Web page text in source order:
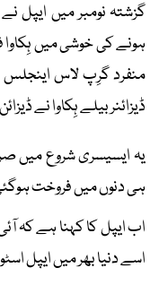
ہونے کی خوشی میں ہِکاوا
منفرد گرِپ لاس
ڈیزائنر بیلے ہِکاوا نے
یہ ایسیسری شروع میں
ہی دنوں میں فروخت
اب ایپل کا کہنا ہے کہ
اسے دنیا بھر میں ایپل